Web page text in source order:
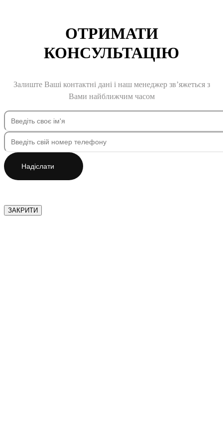
ОТРИМАТИ
КОНСУЛЬТАЦІЮ
Залиште Ваші контактні дані і наш менеджер зв’яжеться з
Вами найближчим часом
Надіслати
ЗАКРИТИ